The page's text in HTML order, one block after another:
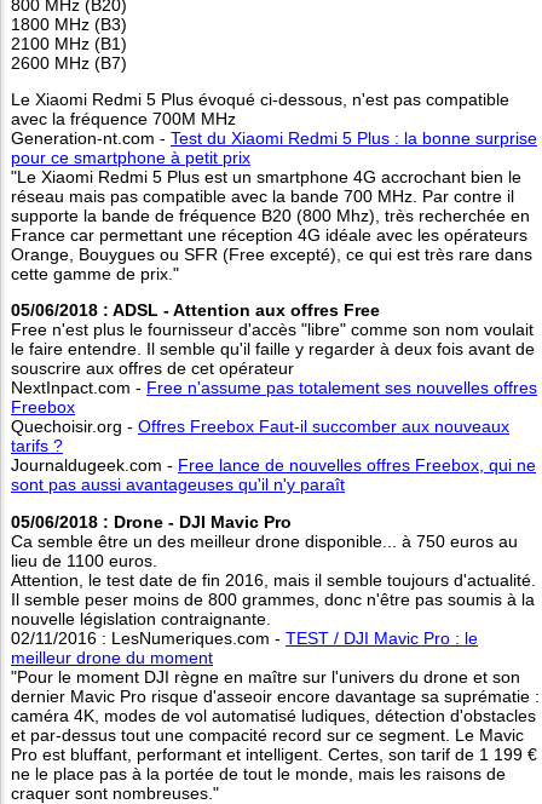
800 MHz (B20)
1800 MHz (B3)
2100 MHz (B1)
2600 MHz (B7)
Le Xiaomi Redmi 5 Plus évoqué ci-dessous, n'est pas compatible
avec la fréquence 700M MHz
Generation-nt.com - Test du Xiaomi Redmi 5 Plus : la bonne surprise
pour ce smartphone à petit prix
"Le Xiaomi Redmi 5 Plus est un smartphone 4G accrochant bien le
réseau mais pas compatible avec la bande 700 MHz. Par contre il
supporte la bande de fréquence B20 (800 Mhz), très recherchée en
France car permettant une réception 4G idéale avec les opérateurs
Orange, Bouygues ou SFR (Free excepté), ce qui est très rare dans
cette gamme de prix."
05/06/2018 : ADSL - Attention aux offres Free
Free n'est plus le fournisseur d'accès "libre" comme son nom voulait
le faire entendre. Il semble qu'il faille y regarder à deux fois avant de
souscrire aux offres de cet opérateur
NextInpact.com - Free n'assume pas totalement ses nouvelles offres
Freebox
Quechoisir.org - Offres Freebox Faut-il succomber aux nouveaux
tarifs ?
Journaldugeek.com - Free lance de nouvelles offres Freebox, qui ne
sont pas aussi avantageuses qu'il n'y paraît
05/06/2018 : Drone - DJI Mavic Pro
Ca semble être un des meilleur drone disponible... à 750 euros au
lieu de 1100 euros.
Attention, le test date de fin 2016, mais il semble toujours d'actualité.
Il semble peser moins de 800 grammes, donc n'être pas soumis à la
nouvelle législation contraignante.
02/11/2016 : LesNumeriques.com - TEST / DJI Mavic Pro : le
meilleur drone du moment
"Pour le moment DJI règne en maître sur l'univers du drone et son
dernier Mavic Pro risque d'asseoir encore davantage sa suprématie :
caméra 4K, modes de vol automatisé ludiques, détection d'obstacles
et par-dessus tout une compacité record sur ce segment. Le Mavic
Pro est bluffant, performant et intelligent. Certes, son tarif de 1 199 €
ne le place pas à la portée de tout le monde, mais les raisons de
craquer sont nombreuses."